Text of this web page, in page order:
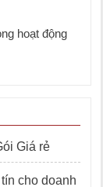
hoạt động
Giá rẻ
cho doanh